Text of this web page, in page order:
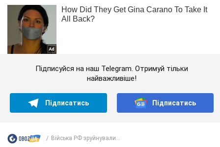
Підписуйся на наш Telegram. Отримуй тільки
найважливіше!
Підписатись Підписатись
Війська РФ зруйнували...